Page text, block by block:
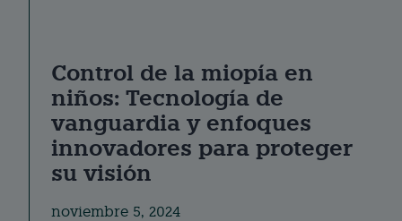
Control de la miopía en
niños: Tecnología de
vanguardia y enfoques
innovadores para proteger
su visión
noviembre 5, 2024